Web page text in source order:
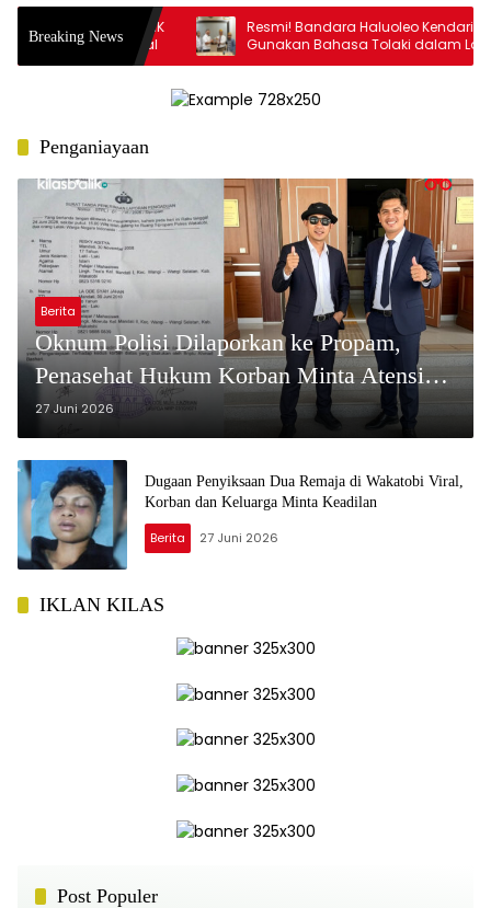
Breaking News
FPIK
Nasional
Resmi! Bandara Haluoleo Kendari
Gunakan Bahasa Tolaki dalam Layanan
Pengumuman
Penganiayaan
Berita
Oknum Polisi Dilaporkan ke Propam,
Penasehat Hukum Korban Minta Atensi
Serius
27 Juni 2026
Dugaan Penyiksaan Dua Remaja di Wakatobi Viral,
Korban dan Keluarga Minta Keadilan
Berita 27 Juni 2026
IKLAN KILAS
Post Populer